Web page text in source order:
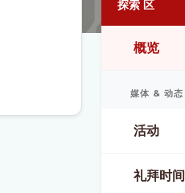
探索 区
概览
媒体 & 动态
活动
礼拜时间